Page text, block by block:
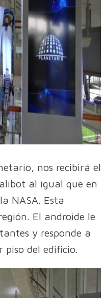
nos recibirá el
al igual que en
NASA. Esta
El androide le
y responde a
piso del edificio.